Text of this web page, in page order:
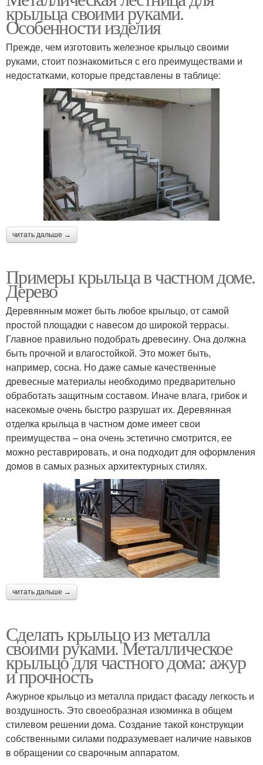
крыльца своими руками.
Особенности изделия
Прежде, чем изготовить железное крыльцо своими
руками, стоит познакомиться с его преимуществами и
недостатками, которые представлены в таблице:
читать дальше →
Примеры крыльца в частном доме.
Дерево
Деревянным может быть любое крыльцо, от самой
простой площадки с навесом до широкой террасы.
Главное правильно подобрать древесину. Она должна
быть прочной и влагостойкой. Это может быть,
например, сосна. Но даже самые качественные
древесные материалы необходимо предварительно
обработать защитным составом. Иначе влага, грибок и
насекомые очень быстро разрушат их. Деревянная
отделка крыльца в частном доме имеет свои
преимущества – она очень эстетично смотрится, ее
можно реставрировать, и она подходит для оформления
домов в самых разных архитектурных стилях.
читать дальше →
Сделать крыльцо из металла
своими руками. Металлическое
крыльцо для частного дома: ажур
и прочность
Ажурное крыльцо из металла придаст фасаду легкость и
воздушность. Это своеобразная изюминка в общем
стилевом решении дома. Создание такой конструкции
собственными силами подразумевает наличие навыков
в обращении со сварочным аппаратом.